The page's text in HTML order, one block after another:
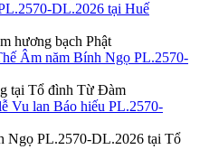
DL.2026 tại Huế
Âm năm Bính Ngọ PL.2570-
Vu lan Báo hiếu PL.2570-